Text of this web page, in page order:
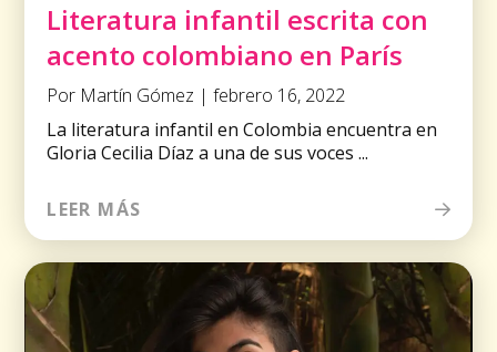
Literatura infantil escrita con
acento colombiano en París
Por Martín Gómez | febrero 16, 2022
La literatura infantil en Colombia encuentra en
Gloria Cecilia Díaz a una de sus voces ...
LEER MÁS